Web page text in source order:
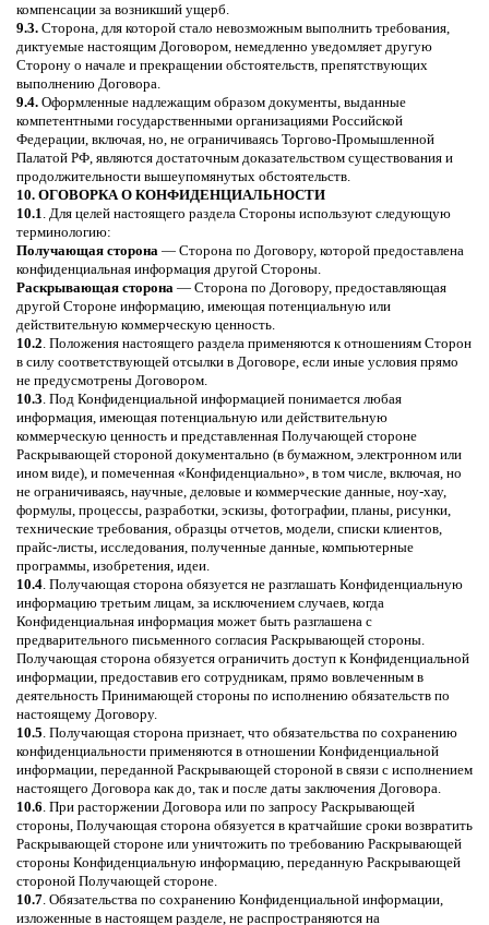
компенсации за возникший ущерб.
9.3. Сторона, для которой стало невозможным выполнить требования,
диктуемые настоящим Договором, немедленно уведомляет другую
Сторону о начале и прекращении обстоятельств, препятствующих
выполнению Договора.
9.4. Оформленные надлежащим образом документы, выданные
компетентными государственными организациями Российской
Федерации, включая, но, не ограничиваясь Торгово-Промышленной
Палатой РФ, являются достаточным доказательством существования и
продолжительности вышеупомянутых обстоятельств.
10. ОГОВОРКА О КОНФИДЕНЦИАЛЬНОСТИ
10.1. Для целей настоящего раздела Стороны используют следующую
терминологию:
Получающая сторона — Сторона по Договору, которой предоставлена
конфиденциальная информация другой Стороны.
Раскрывающая сторона — Сторона по Договору, предоставляющая
другой Стороне информацию, имеющая потенциальную или
действительную коммерческую ценность.
10.2. Положения настоящего раздела применяются к отношениям Сторон
в силу соответствующей отсылки в Договоре, если иные условия прямо
не предусмотрены Договором.
10.3. Под Конфиденциальной информацией понимается любая
информация, имеющая потенциальную или действительную
коммерческую ценность и представленная Получающей стороне
Раскрывающей стороной документально (в бумажном, электронном или
ином виде), и помеченная «Конфиденциально», в том числе, включая, но
не ограничиваясь, научные, деловые и коммерческие данные, ноу-хау,
формулы, процессы, разработки, эскизы, фотографии, планы, рисунки,
технические требования, образцы отчетов, модели, списки клиентов,
прайс-листы, исследования, полученные данные, компьютерные
программы, изобретения, идеи.
10.4. Получающая сторона обязуется не разглашать Конфиденциальную
информацию третьим лицам, за исключением случаев, когда
Конфиденциальная информация может быть разглашена с
предварительного письменного согласия Раскрывающей стороны.
Получающая сторона обязуется ограничить доступ к Конфиденциальной
информации, предоставив его сотрудникам, прямо вовлеченным в
деятельность Принимающей стороны по исполнению обязательств по
настоящему Договору.
10.5. Получающая сторона признает, что обязательства по сохранению
конфиденциальности применяются в отношении Конфиденциальной
информации, переданной Раскрывающей стороной в связи с исполнением
настоящего Договора как до, так и после даты заключения Договора.
10.6. При расторжении Договора или по запросу Раскрывающей
стороны, Получающая сторона обязуется в кратчайшие сроки возвратить
Раскрывающей стороне или уничтожить по требованию Раскрывающей
стороны Конфиденциальную информацию, переданную Раскрывающей
стороной Получающей стороне.
10.7. Обязательства по сохранению Конфиденциальной информации,
изложенные в настоящем разделе, не распространяются на